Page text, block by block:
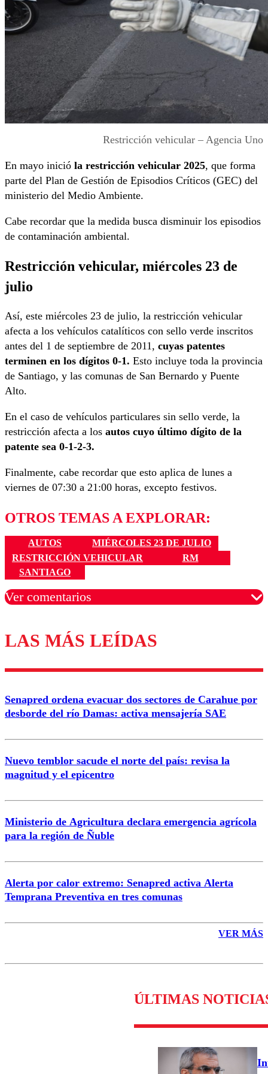
Restricción vehicular – Agencia Uno
En mayo inició la restricción vehicular 2025, que forma
parte del Plan de Gestión de Episodios Críticos (GEC) del
ministerio del Medio Ambiente.
Cabe recordar que la medida busca disminuir los episodios
de contaminación ambiental.
Restricción vehicular, miércoles 23 de
julio
Así, este miércoles 23 de julio, la restricción vehicular
afecta a los vehículos catalíticos con sello verde inscritos
antes del 1 de septiembre de 2011, cuyas patentes
terminen en los dígitos 0-1. Esto incluye toda la provincia
de Santiago, y las comunas de San Bernardo y Puente
Alto.
En el caso de vehículos particulares sin sello verde, la
restricción afecta a los autos cuyo último dígito de la
patente sea 0-1-2-3.
Finalmente, cabe recordar que esto aplica de lunes a
viernes de 07:30 a 21:00 horas, excepto festivos.
OTROS TEMAS A EXPLORAR:
AUTOS
MIÉRCOLES 23 DE JULIO
RESTRICCIÓN VEHICULAR
RM
SANTIAGO
Ver comentarios
Los comentarios son moderados para garantizar un
diálogo respetuoso.
Correo
LAS MÁS LEÍDAS
Senapred ordena evacuar dos sectores de Carahue por
desborde del río Damas: activa mensajería SAE
Nuevo temblor sacude el norte del país: revisa la
magnitud y el epicentro
Ministerio de Agricultura declara emergencia agrícola
para la región de Ñuble
Alerta por calor extremo: Senapred activa Alerta
Temprana Preventiva en tres comunas
VER MÁS
ÚLTIMAS